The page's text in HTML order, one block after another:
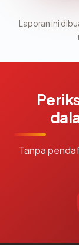
Laporan ini
Tanpa